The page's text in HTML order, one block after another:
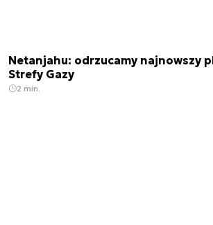
Netanjahu: odrzucamy najnowszy
Strefy Gazy
2 min.